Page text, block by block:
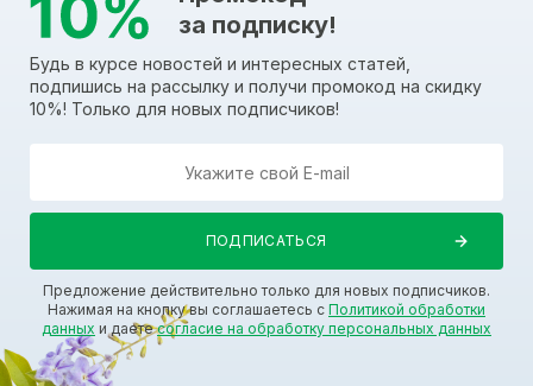
за подписку!
Будь в курсе новостей и интересных статей,
подпишись на рассылку и получи промокод на скидку
10%! Только для новых подписчиков!
Предложение действительно только для новых подписчиков.
Нажимая на кнопку вы соглашаетесь с Политикой обработки
данных и даетесогласие на обработку персональных данных